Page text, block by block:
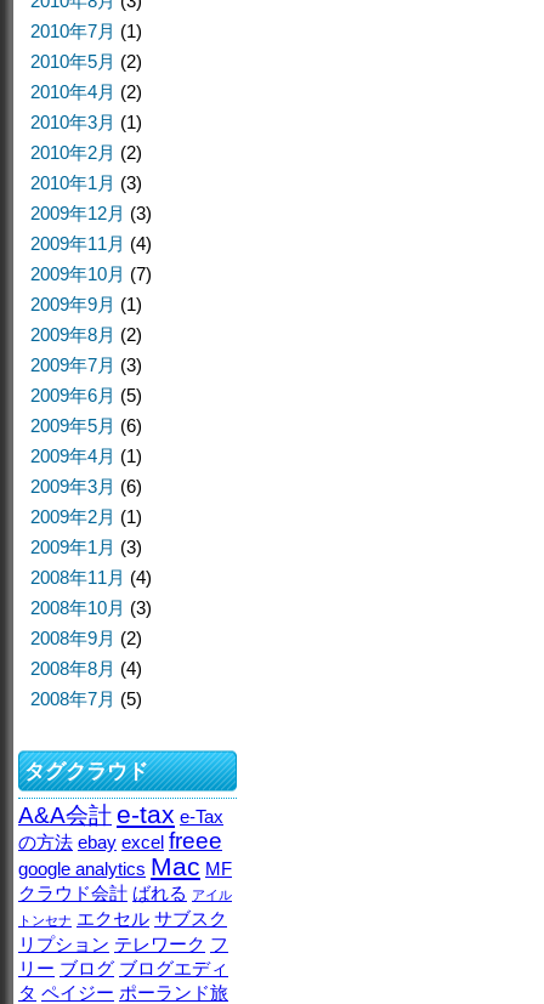
2010年7月 (1)
2010年5月 (2)
2010年4月 (2)
2010年3月 (1)
2010年2月 (2)
2010年1月 (3)
2009年12月 (3)
2009年11月 (4)
2009年10月 (7)
2009年9月 (1)
2009年8月 (2)
2009年7月 (3)
2009年6月 (5)
2009年5月 (6)
2009年4月 (1)
2009年3月 (6)
2009年2月 (1)
2009年1月 (3)
2008年11月 (4)
2008年10月 (3)
2008年9月 (2)
2008年8月 (4)
2008年7月 (5)
タグクラウド
A&A会計e-tax e-Tax
の方法 ebay excel freee
google analytics Mac MF
クラウド会計 ばれる アイル
トンセナ エクセル サブスク
リプション テレワーク フ
リー ブログ ブログエディ
タ ペイジー ポーランド旅